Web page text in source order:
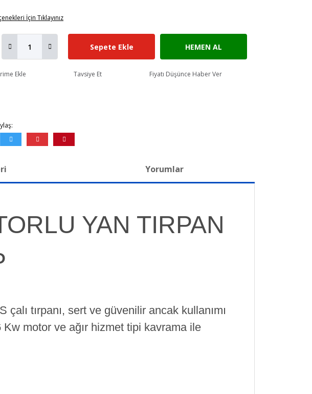
İçin Tıklayınız
Sepete Ekle HEMEN AL
Ekle Tavsiye Et Fiyatı Düşünce Haber Ver
Yorumlar
YAN TIRPAN
tırpanı, sert ve güvenilir ancak kullanımı
Kw motor ve ağır hizmet tipi kavrama ile